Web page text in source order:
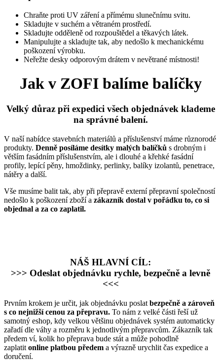
Chraňte proti UV záření a přímému slunečnímu svitu.
Skladujte v suchém a větraném prostředí.
Skladujte odděleně od rozpouštědel a těkavých látek.
Manipulujte a skladujte tak, aby nedošlo k mechanickému
poškození výrobku.
Neřežte desky odporovým drátem v nevětrané místnosti!
Jak v ZOFI balíme balíčky
Velký důraz při expedici všech objednávek klademe
na správné balení.
V naší nabídce stavebních materiálů a příslušenství máme různorodé
produkty. Denně posíláme desítky malých balíčků s drobným i
větším fasádním příslušenstvím, ale i dlouhé a křehké fasádní
profily, lepící pěny, hmoždinky, perlinky, balíky izolantů, penetrace,
nátěry a další.
Vše musíme balit tak, aby při přepravě externí přepravní společností
nedošlo k poškození zboží a zákazník dostal v pořádku to, co si
objednal a za co zaplatil.
NÁŠ HLAVNÍ CÍL:
>>> Odeslat objednávku rychle, bezpečně a levně
<<<
Prvním krokem je určit, jak objednávku poslat bezpečně a zároveň
s co nejnižší cenou za přepravu. To nám z velké části řeší už
samotný eshop, kdy velkou většinu objednávek systém automaticky
zařadí dle váhy a rozměru k jednotlivým přepravcům. Zákazník tak
předem ví, kolik ho přeprava bude stát a může pohodlně
zaplatit online platbou předem a výrazně urychlit čas expedice a
doručení.